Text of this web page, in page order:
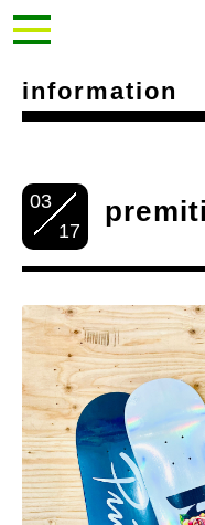
information
03
17